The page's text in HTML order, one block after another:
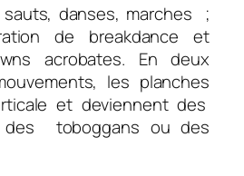
sauts, danses, marches ;
de breakdance et
acrobates. En deux
les planches
et deviennent des
des toboggans ou des